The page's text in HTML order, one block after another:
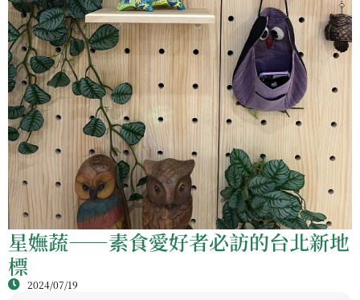
星嫵蔬——素食愛好者必訪的台北新地
標
2024/07/19